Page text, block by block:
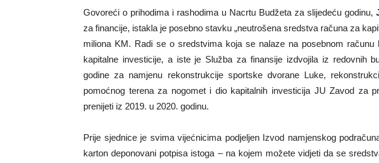
Govoreći o prihodima i rashodima u Nacrtu Budžeta za slijedeću godinu,
za financije, istakla je posebno stavku „neutrošena sredstva računa za
miliona KM. Radi se o sredstvima koja se nalaze na posebnom računu
kapitalne investicije, a iste je Služba za finansije izdvojila iz redovnih
godine za namjenu rekonstrukcije sportske dvorane Luke,
pomoćnog terena za nogomet i dio kapitalnih investicija JU Zavod za
prenijeti iz 2019. u 2020. godinu.
Prije sjednice je svima vijećnicima podjeljen Izvod namjenskog
karton deponovani potpisa istoga – na kojem možete vidjeti da se